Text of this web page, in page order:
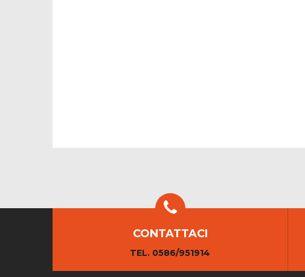
CONTATTACI
TEL. 0586/951914